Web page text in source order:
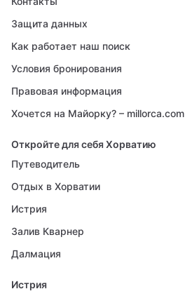
Защита данных
Как работает наш поиск
Условия бронирования
Правовая информация
Хочется на Майорку? – millorca.com
Откройте для себя Хорватию
Путеводитель
Отдых в Хорватии
Истрия
Залив Кварнер
Далмация
Истрия